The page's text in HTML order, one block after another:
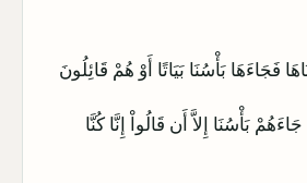
فَجَاءَهَا بَأْسُنَا بَيَاتًا أَوْ هُمْ قَائِلُونَ
بَأْسُنَا إِلاَّ أَن قَالُواْ إِنَّا كُنَّا